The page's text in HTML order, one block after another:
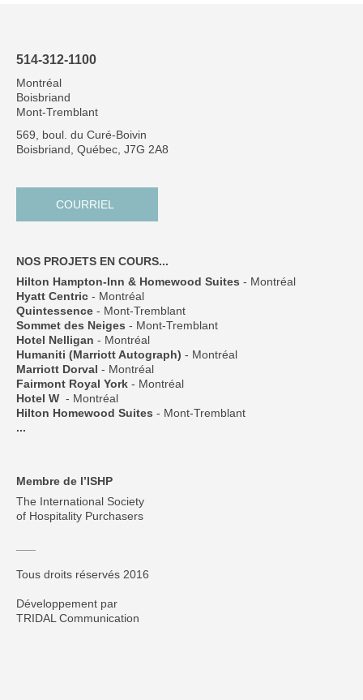
514-312-1100
Montréal
Boisbriand
Mont-Tremblant
569, boul. du Curé-Boivin
Boisbriand, Québec, J7G 2A8
COURRIEL
NOS PROJETS EN COURS...
Hilton Hampton-Inn & Homewood Suites - Montréal
Hyatt Centric - Montréal
Quintessence - Mont-Tremblant
Sommet des Neiges - Mont-Tremblant
Hotel Nelligan - Montréal
Humaniti (Marriott Autograph) - Montréal
Marriott Dorval - Montréal
Fairmont Royal York - Montréal
Hotel W - Montréal
Hilton Homewood Suites - Mont-Tremblant
...
Membre de l’ISHP
The International Society
of Hospitality Purchasers
Tous droits réservés 2016
Développement par
TRIDAL Communication